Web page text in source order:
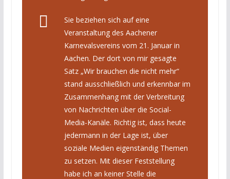
Sie beziehen sich auf eine
Veranstaltung des Aachener
Karnevalsvereins vom 21. Januar in
Aachen. Der dort von mir gesagte
Satz „Wir brauchen die nicht mehr“
stand ausschließlich und erkennbar im
Zusammenhang mit der Verbreitung
von Nachrichten über die Social-
Media-Kanäle. Richtig ist, dass heute
jedermann in der Lage ist, über
soziale Medien eigenständig Themen
zu setzen. Mit dieser Feststellung
habe ich an keiner Stelle die